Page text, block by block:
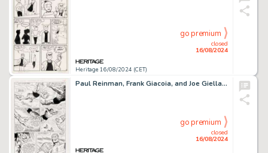
Heritage 16/08/2024 (CET)
closed
16/08/2024
go premium
Paul Reinman, Frank Giacoia, and Joe Giella The Mighty Crusaders #1 Story Page 7 Original Art (Archie, 1965).
closed
16/08/2024
go premium